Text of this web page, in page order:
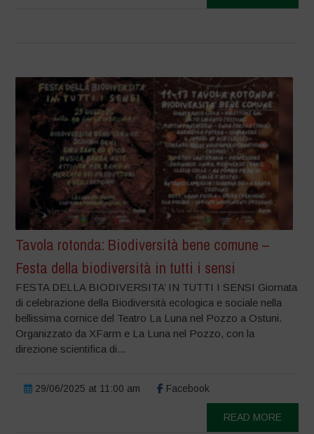
Tavola rotonda: Biodiversità bene comune –
Festa della biodiversità in tutti i sensi
FESTA DELLA BIODIVERSITA’ IN TUTTI I SENSI Giornata
di celebrazione della Biodiversità ecologica e sociale nella
bellissima cornice del Teatro La Luna nel Pozzo a Ostuni.
Organizzato da XFarm e La Luna nel Pozzo, con la
direzione scientifica di...
29/06/2025 at 11:00 am Facebook
READ MORE